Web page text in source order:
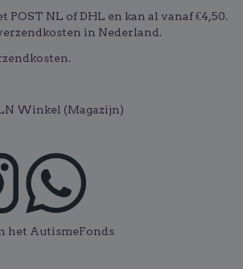
POST NL of DHL en kan al vanaf €4,50.
in Nederland.
Winkel (Magazijn)
het AutismeFonds